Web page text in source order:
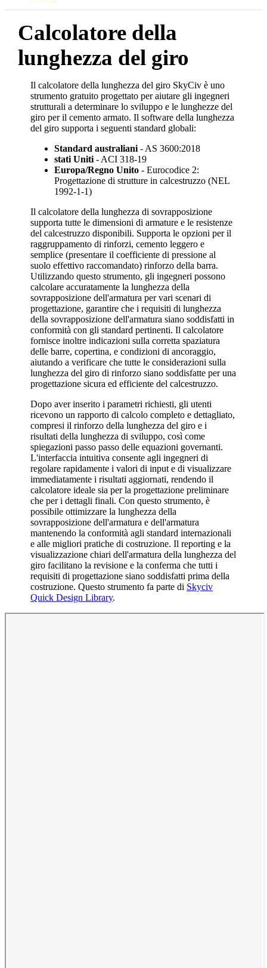
Calcolatore della
lunghezza del giro
Il calcolatore della lunghezza del giro SkyCiv è uno
strumento gratuito progettato per aiutare gli ingegneri
strutturali a determinare lo sviluppo e le lunghezze del
giro per il cemento armato.Il software della lunghezza
del giro supporta i seguenti standard globali:
Standard australiani- AS 3600:2018
stati Uniti - ACI 318-19
Europa/Regno Unito - Eurocodice 2:
Progettazione di strutture in calcestruzzo (NEL
1992-1-1)
Il calcolatore della lunghezza di sovrapposizione
supporta tutte le dimensioni di armature e le resistenze
del calcestruzzo disponibili. Supporta le opzioni per il
raggruppamento di rinforzi, cemento leggero e
semplice (presentare il coefficiente di pressione al
suolo effettivo raccomandato) rinforzo della barra.
Utilizzando questo strumento, gli ingegneri possono
calcolare accuratamente la lunghezza della
sovrapposizione dell'armatura per vari scenari di
progettazione, garantire che i requisiti di lunghezza
della sovrapposizione dell'armatura siano soddisfatti in
conformità con gli standard pertinenti. Il calcolatore
fornisce inoltre indicazioni sulla corretta spaziatura
delle barre, copertina, e condizioni di ancoraggio,
aiutando a verificare che tutte le considerazioni sulla
lunghezza del giro di rinforzo siano soddisfatte per una
progettazione sicura ed efficiente del calcestruzzo.
Dopo aver inserito i parametri richiesti, gli utenti
ricevono un rapporto di calcolo completo e dettagliato,
compresi il rinforzo della lunghezza del giro e i
risultati della lunghezza di sviluppo, così come
spiegazioni passo passo delle equazioni governanti.
L'interfaccia intuitiva consente agli ingegneri di
regolare rapidamente i valori di input e di visualizzare
immediatamente i risultati aggiornati, rendendo il
calcolatore ideale sia per la progettazione preliminare
che per i dettagli finali. Con questo strumento, è
possibile ottimizzare la lunghezza della
sovrapposizione dell'armatura e dell'armatura
mantenendo la conformità agli standard internazionali
e alle migliori pratiche di costruzione. Il reporting e la
visualizzazione chiari dell'armatura della lunghezza del
giro facilitano la revisione e la conferma che tutti i
requisiti di progettazione siano soddisfatti prima della
costruzione. Questo strumento fa parte di Skyciv
Quick Design Library.